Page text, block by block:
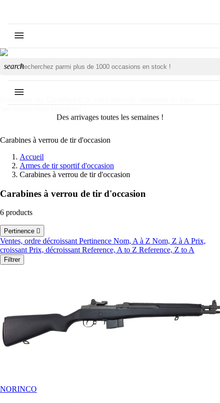
search
Des arrivages toutes les semaines !
Carabines à verrou de tir d'occasion
Accueil
Armes de tir sportif d'occasion
Carabines à verrou de tir d'occasion
Carabines à verrou de tir d'occasion
6 products
Pertinence 
Ventes, ordre décroissantPertinence Nom, A à Z Nom, Z à APrix,
croissantPrix, décroissantReference, A to Z Reference, Z to A
Filtrer
NORINCO